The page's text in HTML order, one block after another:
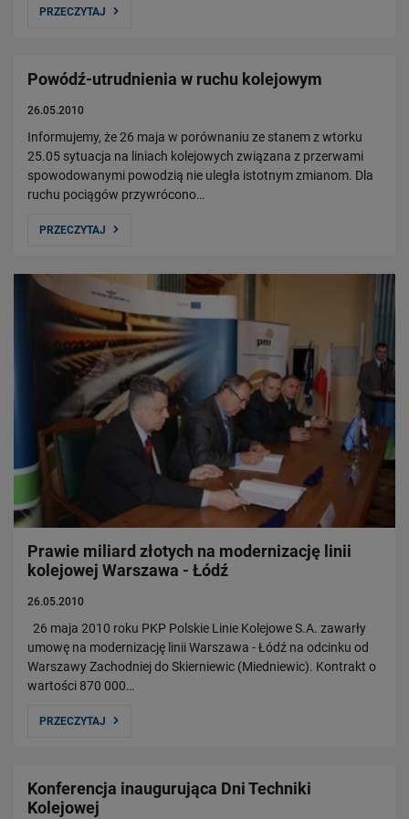
PRZECZYTAJ
Powódź-utrudnienia w ruchu kolejowym
26.05.2010
Informujemy, że 26 maja w porównaniu ze stanem z wtorku
25.05 sytuacja na liniach kolejowych związana z przerwami
spowodowanymi powodzią nie uległa istotnym zmianom. Dla
ruchu pociągów przywrócono…
PRZECZYTAJ
Prawie miliard złotych na modernizację linii
kolejowej Warszawa - Łódź
26.05.2010
26 maja 2010 roku PKP Polskie Linie Kolejowe S.A. zawarły
umowę na modernizację linii Warszawa - Łódź na odcinku od
Warszawy Zachodniej do Skierniewic (Miedniewic). Kontrakt o
wartości 870 000…
PRZECZYTAJ
Konferencja inaugurująca Dni Techniki
Kolejowej